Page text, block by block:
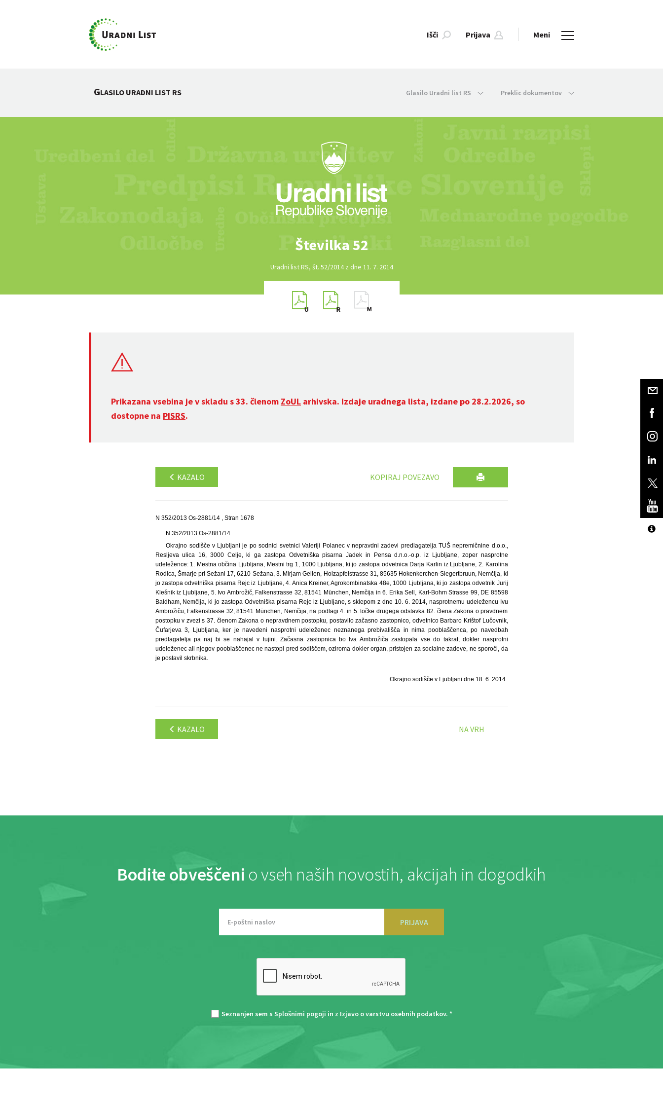
Išči Prijava Meni
GLASILO URADNI LIST RS Glasilo Uradni list RS Preklic dokumentov
Številka 52
Uradni list RS, št. 52/2014 z dne 11. 7. 2014
Prikazana vsebina je v skladu s 33. členom ZoUL arhivska. Izdaje uradnega lista, izdane po 28.2.2026, so
dostopne na PISRS.
KAZALO KOPIRAJ POVEZAVO
N 352/2013 Os-2881/14 , Stran 1678
N 352/2013 Os-2881/14
Okrajno sodišče v Ljubljani je po sodnici svetnici Valeriji Polanec v nepravdni zadevi predlagatelja TUŠ nepremičnine d.o.o.,
Resljeva ulica 16, 3000 Celje, ki ga zastopa Odvetniška pisarna Jadek in Pensa d.n.o.-o.p. iz Ljubljane, zoper nasprotne
udeležence: 1. Mestna občina Ljubljana, Mestni trg 1, 1000 Ljubljana, ki jo zastopa odvetnica Darja Karlin iz Ljubljane, 2. Karolina
Rodica, Šmarje pri Sežani 17, 6210 Sežana, 3. Mirjam Geilen, Holzapfelstrasse 31, 85635 Hokenkerchen-Siegertbruun, Nemčija, ki
jo zastopa odvetniška pisarna Rejc iz Ljubljane, 4. Anica Kreiner, Agrokombinatska 48e, 1000 Ljubljana, ki jo zastopa odvetnik Jurij
Klešnik iz Ljubljane, 5. Ivo Ambrožič, Falkenstrasse 32, 81541 München, Nemčija in 6. Erika Sell, Karl-Bohm Strasse 99, DE 85598
Baldham, Nemčija, ki jo zastopa Odvetniška pisarna Rejc iz Ljubljane, s sklepom z dne 10. 6. 2014, nasprotnemu udeležencu Ivu
Ambrožiču, Falkenstrasse 32, 81541 München, Nemčija, na podlagi 4. in 5. točke drugega odstavka 82. člena Zakona o pravdnem
postopku v zvezi s 37. členom Zakona o nepravdnem postopku, postavilo začasno zastopnico, odvetnico Barbaro Krištof Lučovnik,
Čufarjeva 3, Ljubljana, ker je navedeni nasprotni udeleženec neznanega prebivališča in nima pooblaščenca, po navedbah
predlagatelja pa naj bi se nahajal v tujini. Začasna zastopnica bo Iva Ambrožiča zastopala vse do takrat, dokler nasprotni
udeleženec ali njegov pooblaščenec ne nastopi pred sodiščem, oziroma dokler organ, pristojen za socialne zadeve, ne sporoči, da
je postavil skrbnika.
Okrajno sodišče v Ljubljani dne 18. 6. 2014
KAZALO NA VRH
Bodite obveščeni o vseh naših novostih, akcijah in dogodkih
PRIJAVA
Seznanjen sem s Splošnimi pogoji in z Izjavo o varstvu osebnih podatkov. *